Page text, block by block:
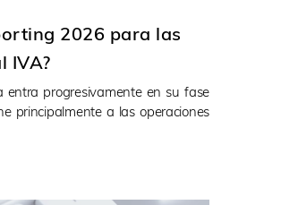
2026 para las
IVA?
entra progresivamente en su fase
principalmente a las operaciones